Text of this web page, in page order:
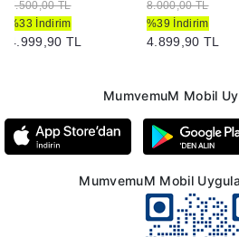
7.500,00 TL
%33 İndirim
4.999,90 TL
8.000,00 TL
%39 İndirim
4.899,90 TL
MumvemuM Mobil
MumvemuM Mobil